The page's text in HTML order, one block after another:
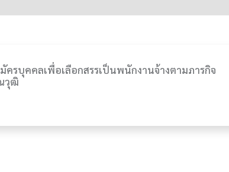
ครบุคคลเพื่อเลือกสรรเป็นพนักงานจ้างตามภารกิจ
วุฒิ